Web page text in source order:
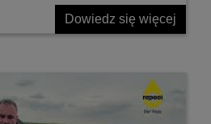
Dowiedz się więcej